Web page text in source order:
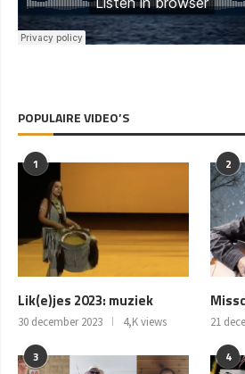
POPULAIRE VIDEO’S
1
Lik(e)jes 2023: muziek
30 december 2023 4,K views
2
21
3 4